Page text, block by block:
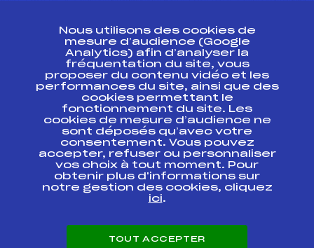
ESPACE PRESSE
Ressources
Pass’Neige
Projet sportif fédéral
Projet de performance fédéral
Antidopage
Pôle Développement, Formation, Suivi
Scientifique
Listes ministérielles
Pôle vie de l’athlète
Nous utilisons des cookies de
mesure d’audience (Google
Analytics) afin d’analyser la
fréquentation du site, vous
proposer du contenu vidéo et les
performances du site, ainsi que des
cookies permettant le
fonctionnement du site. Les
cookies de mesure d’audience ne
sont déposés qu’avec votre
consentement. Vous pouvez
accepter, refuser ou personnaliser
vos choix à tout moment. Pour
obtenir plus d'informations sur
notre gestion des cookies, cliquez
ici.
TOUT ACCEPTER